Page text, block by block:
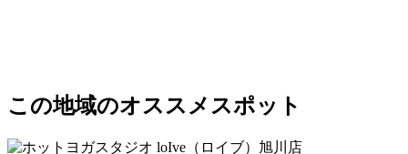
この地域のオススメスポット